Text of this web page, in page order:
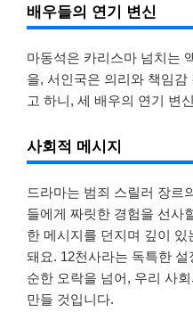
배우들의 연기 변신
마동석은 카리스마 넘치는
을, 서인국은 의리와 책임
고 하니, 세 배우의 연기 변
사회적 메시지
드라마는 범죄 스릴러 장르
들에게 짜릿한 경험을 선사
한 메시지를 던지며 깊이
돼요. 12천사라는 독특한
순한 오락을 넘어, 우리 사
만들 것입니다.